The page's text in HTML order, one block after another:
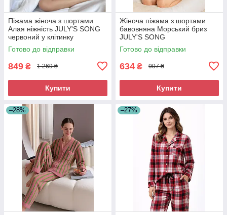
Піжама жіноча з шортами
Алая ніжність JULY'S SONG
червоний у клітинку
Готово до відправки
849 ₴ 1 269 ₴
Купити
Жіноча піжама з шортами
бавовняна Морський бриз
JULY'S SONG
Готово до відправки
634 ₴ 907 ₴
Купити
–28% –27%